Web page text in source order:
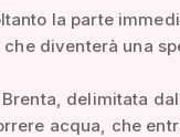
la parte
diventerà una
delimitata
acqua, che